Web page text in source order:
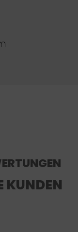
KUNDEN